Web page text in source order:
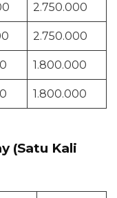
2.750.000
2.750.000
1.800.000
1.800.000
(Satu Kali